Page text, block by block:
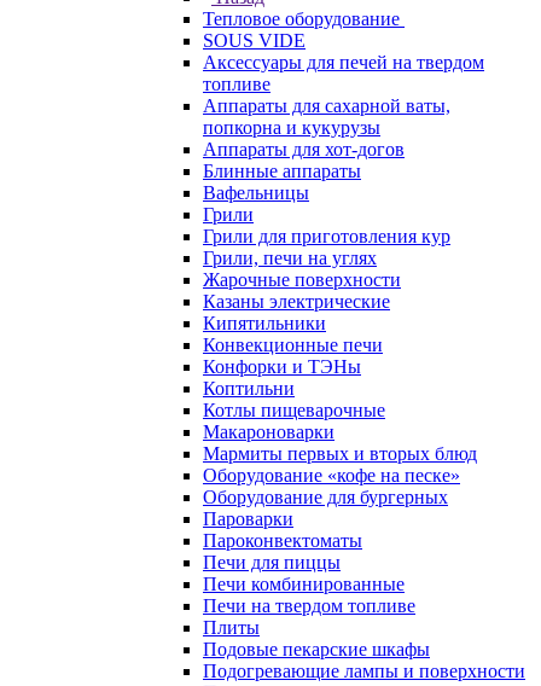
Тепловое оборудование
SOUS VIDE
Аксессуары для печей на твердом
топливе
Аппараты для сахарной ваты,
попкорна и кукурузы
Аппараты для хот-догов
Блинные аппараты
Вафельницы
Грили
Грили для приготовления кур
Грили, печи на углях
Жарочные поверхности
Казаны электрические
Кипятильники
Конвекционные печи
Конфорки и ТЭНы
Коптильни
Котлы пищеварочные
Макароноварки
Мармиты первых и вторых блюд
Оборудование «кофе на песке»
Оборудование для бургерных
Пароварки
Пароконвектоматы
Печи для пиццы
Печи комбинированные
Печи на твердом топливе
Плиты
Подовые пекарские шкафы
Подогревающие лампы и поверхности